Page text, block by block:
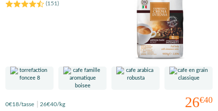
(151)
26€40
0€18/tasse 26€40/kg